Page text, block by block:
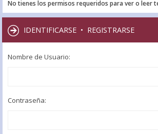
No tienes los permisos requeridos para ver o leer
IDENTIFICARSE • REGISTRARSE
Nombre de Usuario:
Contraseña: